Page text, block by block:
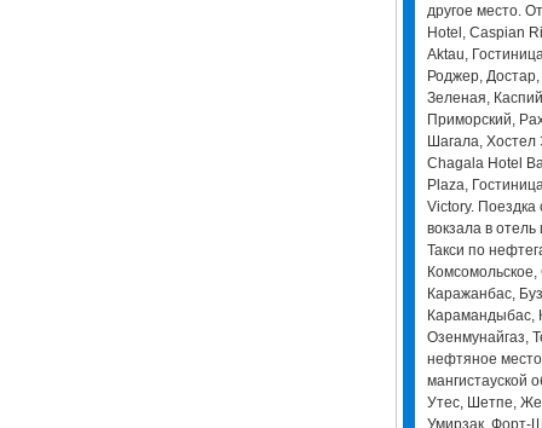
другое место.
Hotel, Caspian
Aktau,
Роджер,
Зеленая,
Приморский,
Шагала, Хостел
Chagala Hotel
Plaza,
Victory. Поездка
вокзала в
Такси по
Каражанбас,
Карамандыбас,
Озенмунайгаз,
нефтяное
мангистауской
Утес, Шетпе,
Умирзак, Форт-